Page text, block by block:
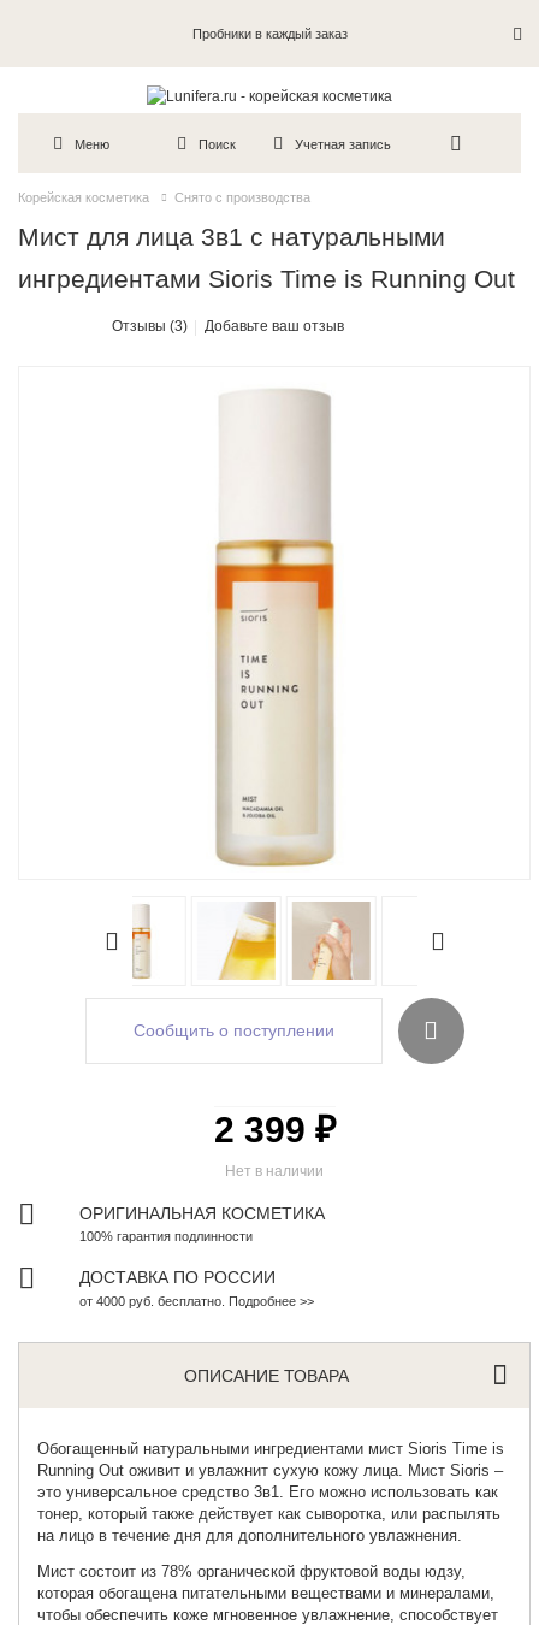
Пробники в каждый заказ
Меню Поиск Учетная запись
Корейская косметика Снято с производства
Мист для лица 3в1 с натуральными
ингредиентами Sioris Time is Running Out
Отзывы (3) Добавьте ваш отзыв
Сообщить о поступлении
Нет в наличии
2 399 ₽
ОРИГИНАЛЬНАЯ КОСМЕТИКА
100% гарантия подлинности
ДОСТАВКА ПО РОССИИ
от 4000 руб. бесплатно. Подробнее >>
ОПИСАНИЕ ТОВАРА
Обогащенный натуральными ингредиентами мист Sioris Time is
Running Out оживит и увлажнит сухую кожу лица. Мист Sioris –
это универсальное средство 3в1. Его можно использовать как
тонер, который также действует как сыворотка, или распылять
на лицо в течение дня для дополнительного увлажнения.
Мист состоит из 78% органической фруктовой воды юдзу,
которая обогащена питательными веществами и минералами,
чтобы обеспечить коже мгновенное увлажнение, способствует